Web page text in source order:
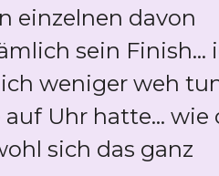
einzelnen davon
sein Finish...
weniger weh
Uhr hatte... wie
sich das ganz